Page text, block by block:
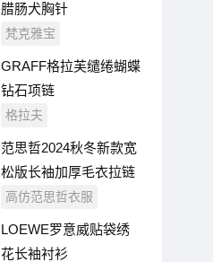
腊肠犬胸针
梵克雅宝
GRAFF格拉芙缱绻蝴蝶
钻石项链
格拉夫
范思哲2024秋冬新款宽
松版长袖加厚毛衣拉链
外套
高仿范思哲衣服
LOEWE罗意威贴袋绣
花长袖衬衫